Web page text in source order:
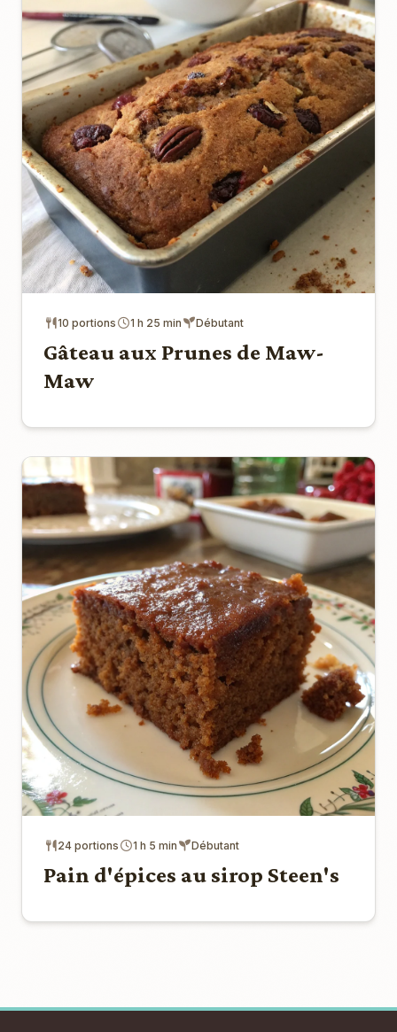
10 portions 1 h 25 min Débutant
Gâteau aux Prunes de Maw-
Maw
24 portions 1 h 5 min Débutant
Pain d'épices au sirop Steen's